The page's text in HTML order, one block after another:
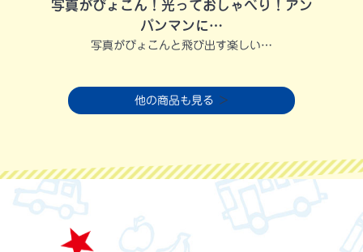
写真がぴょこん！光っておしゃべり！アン
パンマンに…
写真がぴょこんと飛び出す楽しい…
他の商品も見る ＞